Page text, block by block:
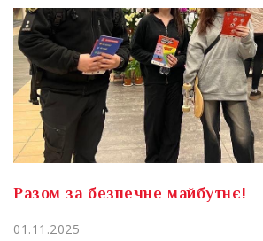
Разом за безпечне майбутнє!
01.11.2025